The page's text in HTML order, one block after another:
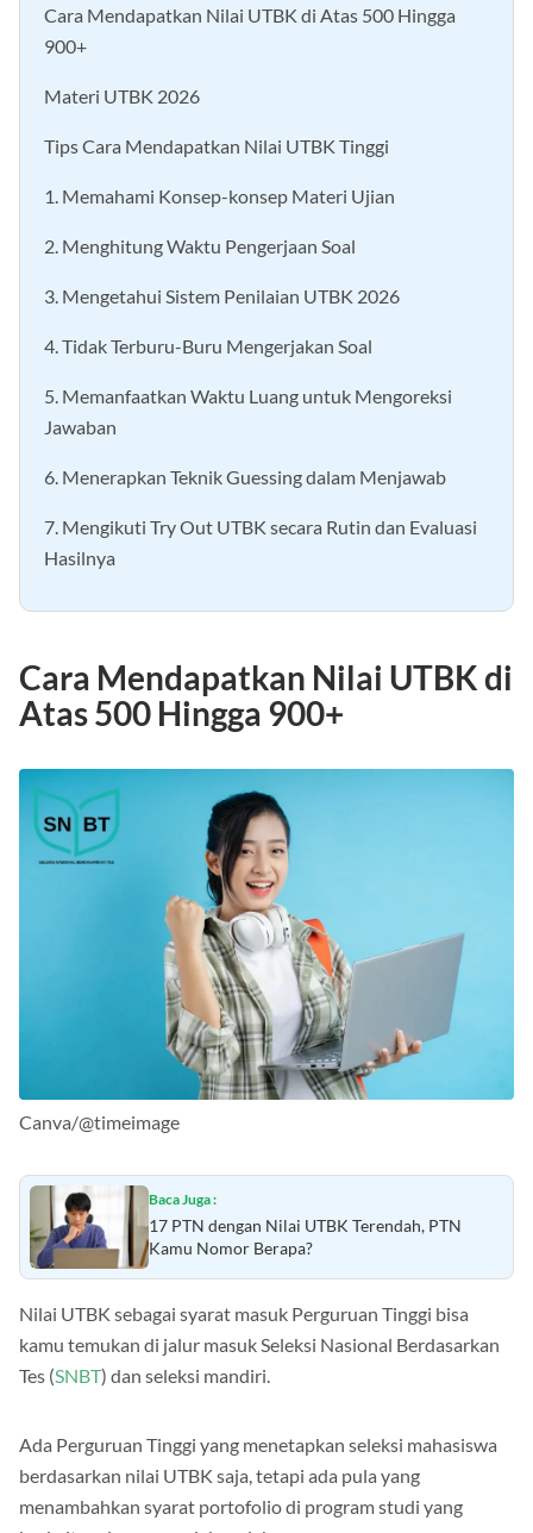
Cara Mendapatkan Nilai UTBK di Atas 500 Hingga
900+
Materi UTBK 2026
Tips Cara Mendapatkan Nilai UTBK Tinggi
1. Memahami Konsep-konsep Materi Ujian
2. Menghitung Waktu Pengerjaan Soal
3. Mengetahui Sistem Penilaian UTBK 2026
4. Tidak Terburu-Buru Mengerjakan Soal
5. Memanfaatkan Waktu Luang untuk Mengoreksi
Jawaban
6. Menerapkan Teknik Guessing dalam Menjawab
7. Mengikuti Try Out UTBK secara Rutin dan Evaluasi
Hasilnya
Cara Mendapatkan Nilai UTBK di
Atas 500 Hingga 900+
Canva/@timeimage
Baca Juga :
17 PTN dengan Nilai UTBK Terendah, PTN
Kamu Nomor Berapa?
Nilai UTBK sebagai syarat masuk Perguruan Tinggi bisa
kamu temukan di jalur masuk Seleksi Nasional Berdasarkan
Tes (SNBT) dan seleksi mandiri.
Ada Perguruan Tinggi yang menetapkan seleksi mahasiswa
berdasarkan nilai UTBK saja, tetapi ada pula yang
menambahkan syarat portofolio di program studi yang